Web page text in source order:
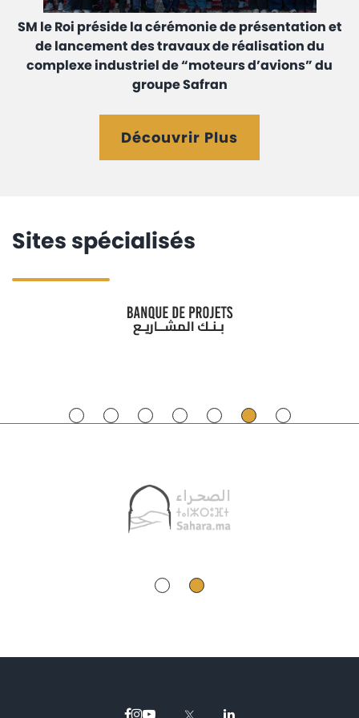
SM le Roi préside la cérémonie de présentation et
de lancement des travaux de réalisation du
complexe industriel de “moteurs d’avions” du
groupe Safran
Découvrir Plus
Sites spécialisés